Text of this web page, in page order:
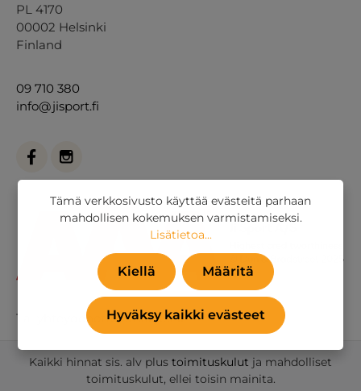
PL 4170
00002 Helsinki
Finland
09 710 380
info@jisport.fi
Tai yhteydenottolomakkeella.
Kaikki hinnat sis. alv plus toimituskulut ja mahdolliset
toimituskulut, ellei toisin mainita.
Tämä verkkosivusto käyttää evästeitä parhaan
mahdollisen kokemuksen varmistamiseksi.
Lisätietoa...
Kiellä Määritä
Hyväksy kaikki evästeet